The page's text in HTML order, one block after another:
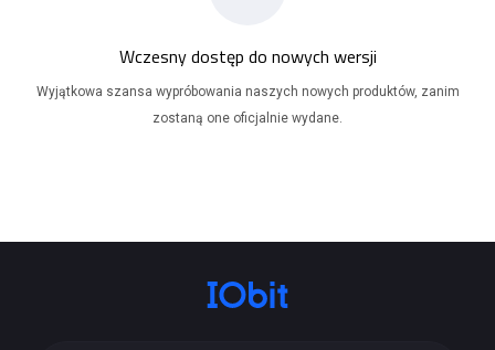
Wczesny dostęp do nowych wersji
Wyjątkowa szansa wypróbowania naszych nowych produktów, zanim
zostaną one oficjalnie wydane.